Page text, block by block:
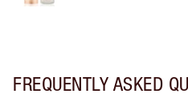
FREQUENTLY ASKED